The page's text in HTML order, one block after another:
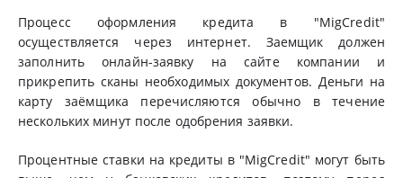
Процесс оформления кредита в "MigCredit"
осуществляется через интернет. Заемщик должен
заполнить онлайн-заявку на сайте компании и
прикрепить сканы необходимых документов. Деньги на
карту заёмщика перечисляются обычно в течение
нескольких минут после одобрения заявки.
Процентные ставки на кредиты в "MigCredit" могут быть